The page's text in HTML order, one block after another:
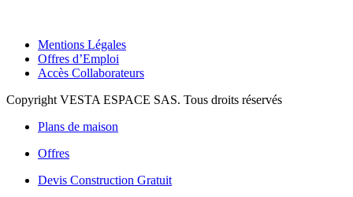
Mentions Légales
Offres d’Emploi
Accès Collaborateurs
Copyright VESTA ESPACE SAS. Tous droits réservés
Plans de maison
Offres
Devis Construction Gratuit